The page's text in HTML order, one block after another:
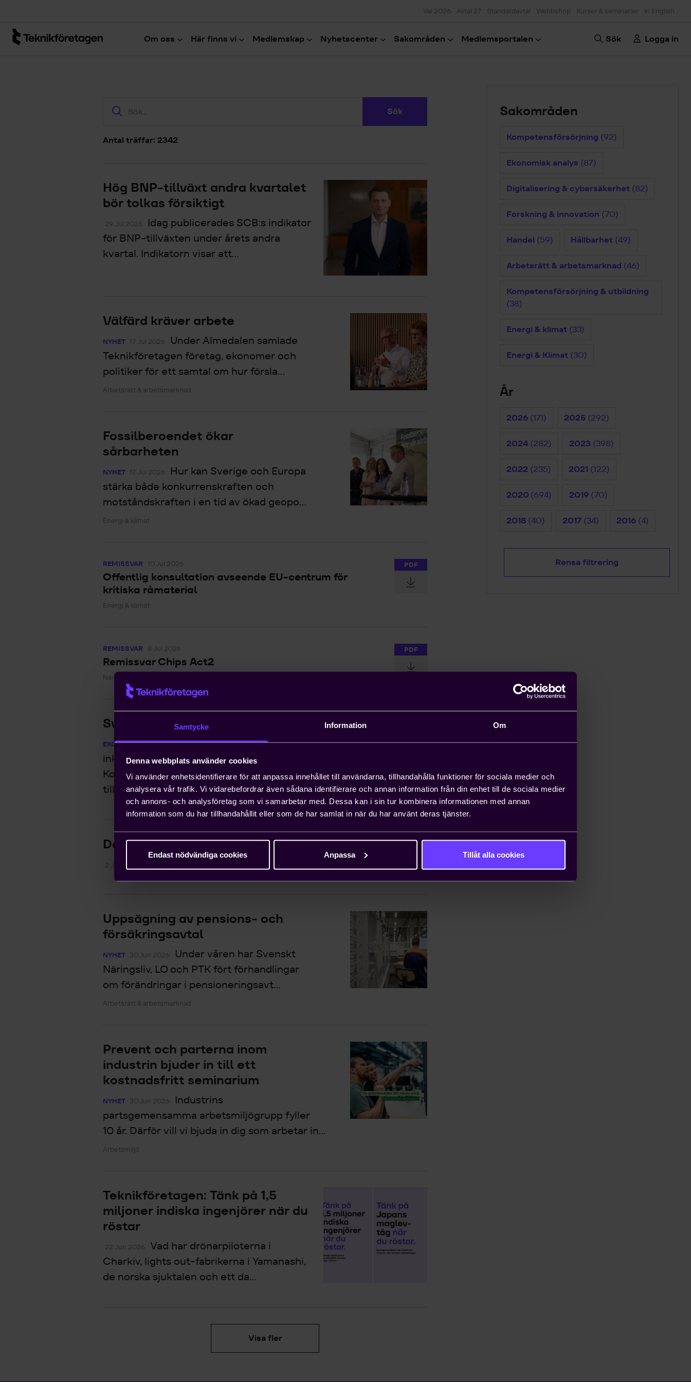
Samtycke Information Om
Denna webbplats använder cookies
Vi använder enhetsidentifierare för att anpassa innehållet till användarna, tillhandahålla funktioner för sociala medier och
analysera vår trafik. Vi vidarebefordrar även sådana identifierare och annan information från din enhet till de sociala medier
och annons- och analysföretag som vi samarbetar med. Dessa kan i sin tur kombinera informationen med annan
information som du har tillhandahållit eller som de har samlat in när du har använt deras tjänster.
Endast nödvändiga cookies Anpassa Tillåt alla cookies
Val 2026 Avtal 27 Standardavtal Webbshop Kurser & seminarier In English
Om oss Här finns vi Medlemskap Nyhetscenter Sakområden Medlemsportalen Sök Logga in
Sök
Antal träffar: 2342
Hög BNP-tillväxt andra kvartalet
bör tolkas försiktigt
29 Jul 2026
Idag publicerades SCB:s indikator
för BNP-tillväxten under årets andra
kvartal. Indikatorn visar att...
Välfärd kräver arbete
NYHET 17 Jul 2026
Under Almedalen samlade
Teknikföretagen företag, ekonomer och
politiker för ett samtal om hur försla...
Arbetsrätt & arbetsmarknad
Fossilberoendet ökar
sårbarheten
NYHET 17 Jul 2026
Hur kan Sverige och Europa
stärka både konkurrenskraften och
motståndskraften i en tid av ökad geopo...
Energi & klimat
PDF
REMISSVAR 10 Jul 2026
Offentlig konsultation avseende EU-centrum för
kritiska råmaterial
Energi & klimat
PDF
REMISSVAR 8 Jul 2026
Remissvar Chips Act2
Näringspolitik
Svensk styrka, tyska lärdomar
EKONOMISK ANALYS 2 Jul 2026 Både
inköpschefsindex (PMI) och
Konjunkturbarometern tyder på fortsatt
tillväxt i svensk tillverknin...
Dold testsida
2 Jul 2026
Uppsägning av pensions- och
försäkringsavtal
NYHET 30 Jun 2026
Under våren har Svenskt
Näringsliv, LO och PTK fört förhandlingar
om förändringar i pensioneringsavt...
Arbetsrätt & arbetsmarknad
Prevent och parterna inom
industrin bjuder in till ett
kostnadsfritt seminarium
NYHET 30 Jun 2026
Industrins
partsgemensamma arbetsmiljögrupp fyller
10 år. Därför vill vi bjuda in dig som arbetar in...
Arbetsmiljö
Teknikföretagen: Tänk på 1,5
miljoner indiska ingenjörer när du
röstar
22 Jun 2026
Vad har drönarpiloterna i
Charkiv, lights out-fabrikerna i Yamanashi,
de norska sjuktalen och ett da...
Visa fler
Sakområden
Kompetensförsörjning (92)
Ekonomisk analys (87)
Digitalisering & cybersäkerhet (82)
Forskning & innovation (70)
Handel (59) Hållbarhet (49)
Arbetsrätt & arbetsmarknad (46)
Kompetensförsörjning & utbildning
(38)
Energi & klimat (33)
Energi & Klimat (30)
År
2026 (171) 2025 (292)
2024 (282) 2023 (398)
2022 (235) 2021 (122)
2020 (694) 2019 (70)
2018 (40) 2017 (34) 2016 (4)
Rensa filtrering